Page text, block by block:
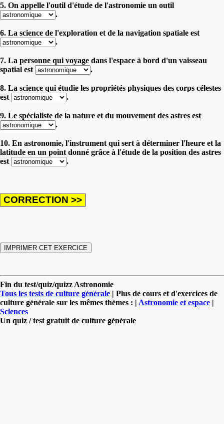
5. On appelle l'outil d'étude de l'astronomie un outil
.
6. La science de l'exploration et de la navigation spatiale est
.
7. La personne qui voyage dans l'espace à bord d'un vaisseau
spatial est
.
8. La science qui étudie les propriétés physiques des corps célestes
est
.
9. Le spécialiste de la nature et du mouvement des astres est
.
10. En astronomie, l'instrument qui sert à déterminer l'heure et la
latitude en un point donné grâce à l'étude de la position des astres
est
.
Fin du test/quiz/quizz Astronomie
Tous les tests de culture générale | Plus de cours et d'exercices de
culture générale sur les mêmes thèmes : | Astronomie et espace |
Sciences
Un quiz / test gratuit de culture générale